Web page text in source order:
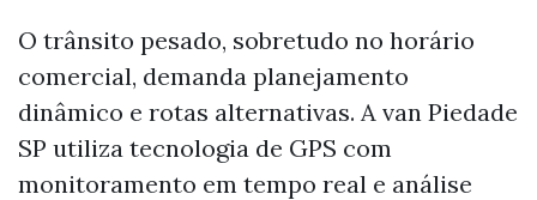
O trânsito pesado, sobretudo no horário
comercial, demanda planejamento
dinâmico e rotas alternativas. A van Piedade
SP utiliza tecnologia de GPS com
monitoramento em tempo real e análise